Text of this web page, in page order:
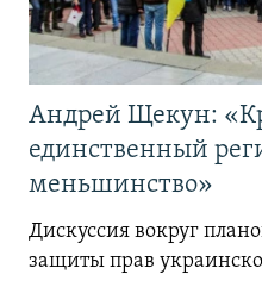
Андрей Щекун:
единственный
меньшинство»
Дискуссия вокруг
защиты прав